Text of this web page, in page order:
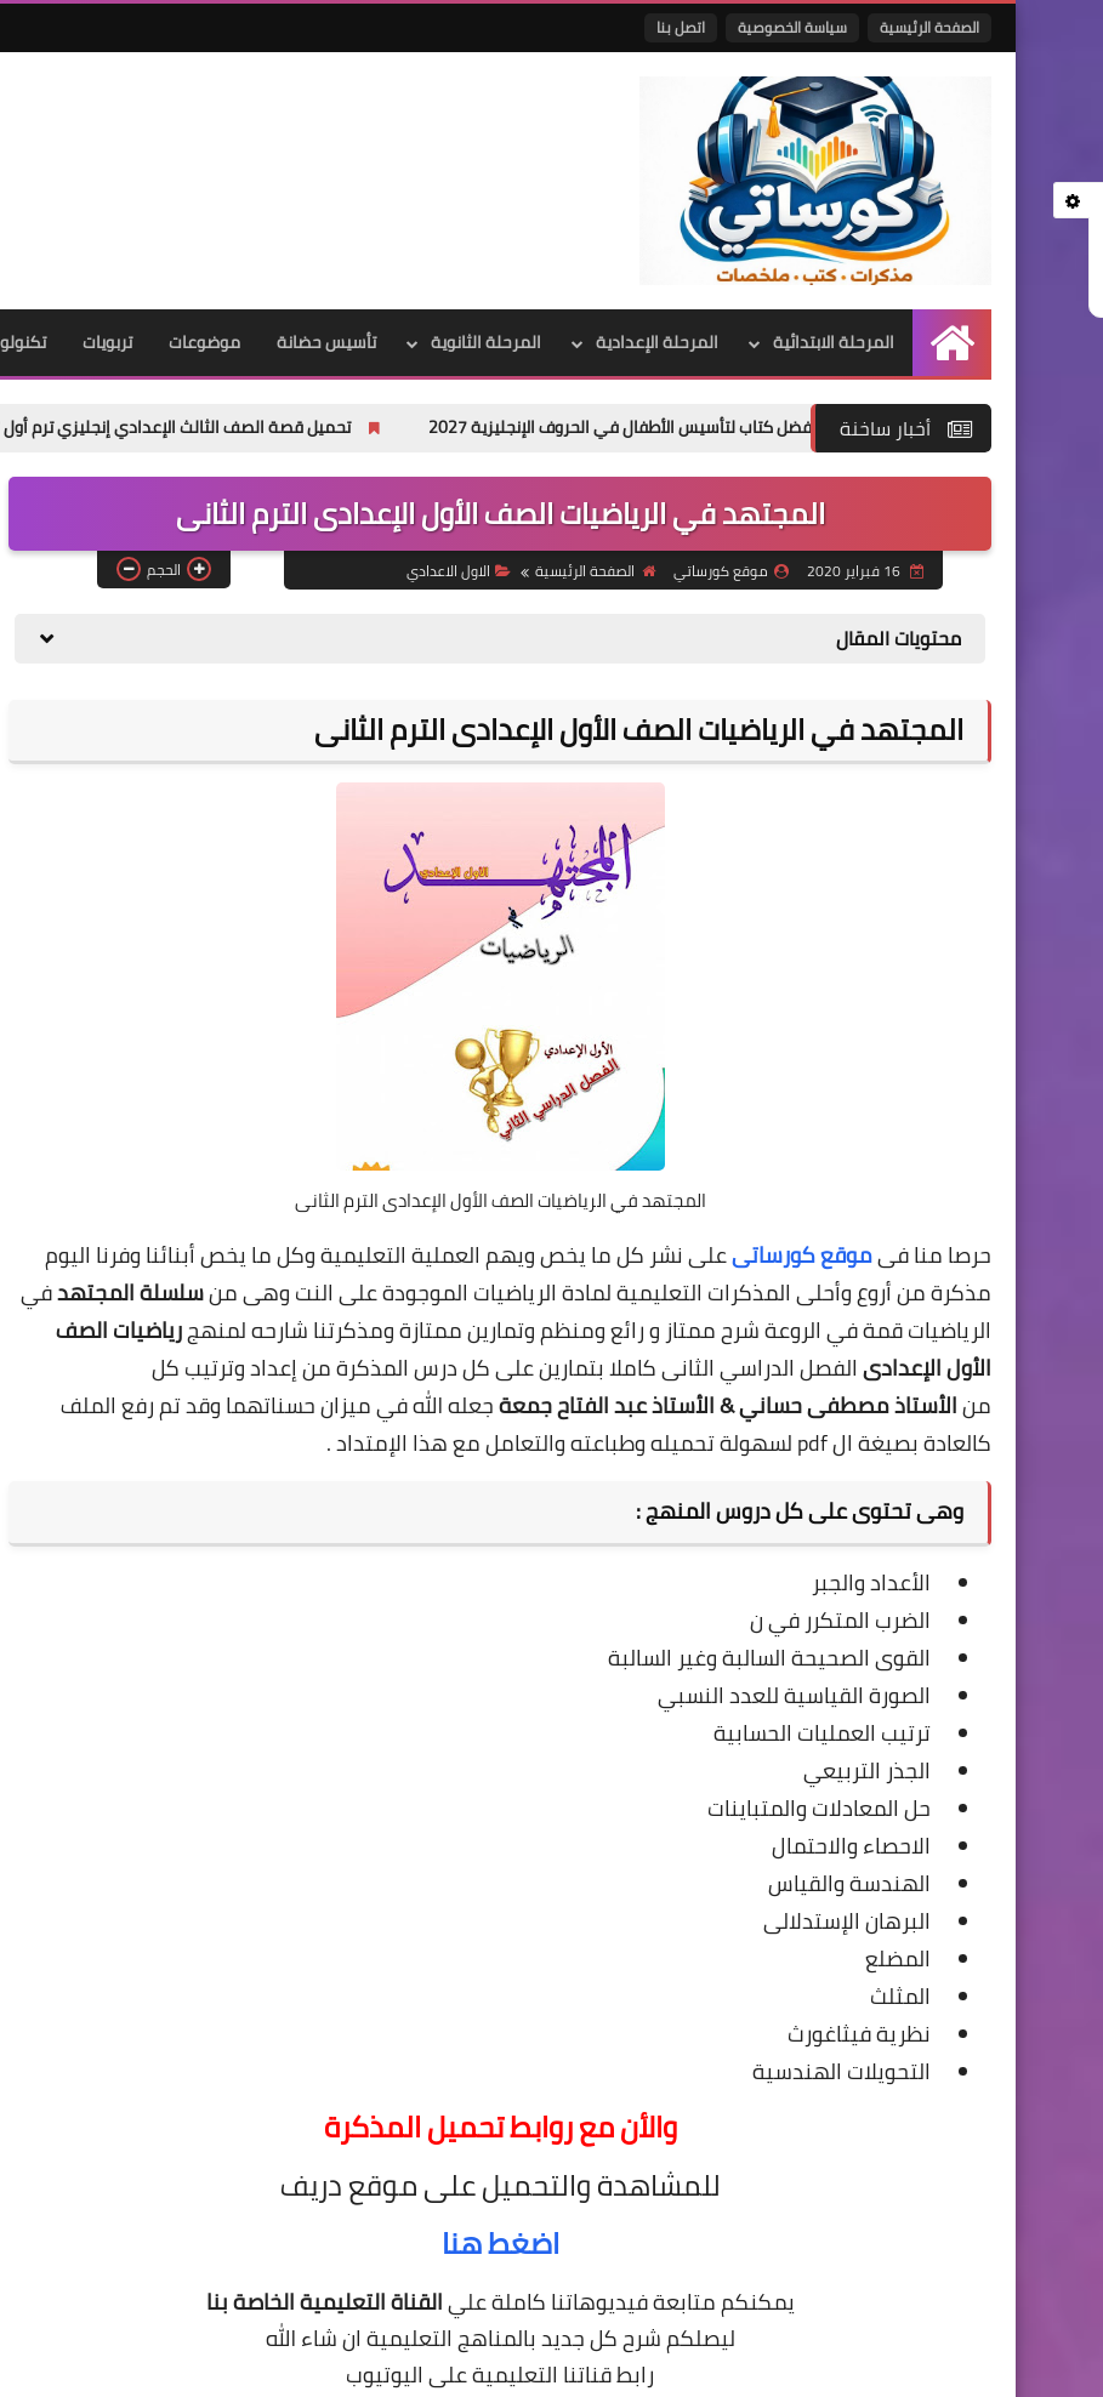
الصفحة الرئيسية سياسة الخصوصية اتصل بنا
الرئيسية
المرحلة الابتدائية المرحلة الإعدادية المرحلة الثانوية تأسيس حضانة موضوعات تربويات
أخبار ساخنة تحميل قصة الصف الثالث الإعدادي إنجليزي ترم أول 2027 PDF | The School Garden Project المنهج الجديد كاملة
المجتهد في الرياضيات الصف الأول الإعدادى الترم الثانى
16 فبراير 2020 موقع كورساتي الصفحة الرئيسية الاول الاعدادي الحجم
محتويات المقال
المجتهد في الرياضيات الصف الأول الإعدادى الترم الثانى
المجتهد في الرياضيات الصف الأول الإعدادى الترم الثانى
حرصا منا فىموقع كورساتىعلى نشر كل ما يخص ويهم العملية التعليمية وكل ما يخص أبنائنا وفرنا اليوم
مذكرة من أروع وأحلى المذكرات التعليمية لمادة الرياضيات الموجودة على النت وهى منسلسلة المجتهدفي
الرياضيات قمة في الروعة شرح ممتاز و رائع ومنظم وتمارين ممتازة ومذكرتنا شارحه لمنهجرياضيات الصف
الأول الإعدادىالفصل الدراسي الثانى كاملا بتمارين على كل درس المذكرة من إعداد وترتيب كل
منالأستاذمصطفى حساني & الأستاذ عبد الفتاح جمعةجعله الله في ميزان حسناتهما وقد تم رفع الملف
كالعادة بصيغة ال pdf لسهولة تحميله وطباعته والتعامل مع هذا الإمتداد .
وهى تحتوى على كل دروس المنهج :
الأعداد والجبر
الضرب المتكرر في ن
القوى الصحيحة السالبة وغير السالبة
الصورة القياسية للعدد النسبي
ترتيب العمليات الحسابية
الجذر التربيعي
حل المعادلات والمتباينات
الاحصاء والاحتمال
الهندسة والقياس
البرهان الإستدلالى
المضلع
المثلث
نظرية فيثاغورث
التحويلات الهندسية
والأن مع روابط تحميل المذكرة
للمشاهدة والتحميل على موقع دريف
اضغط هنا
يمكنكم متابعة فيديوهاتنا كاملة عليالقناة التعليمية الخاصة بنا
ليصلكم شرح كل جديد بالمناهج التعليميةان شاء الله
رابط قناتنا التعليمية على اليوتيوب